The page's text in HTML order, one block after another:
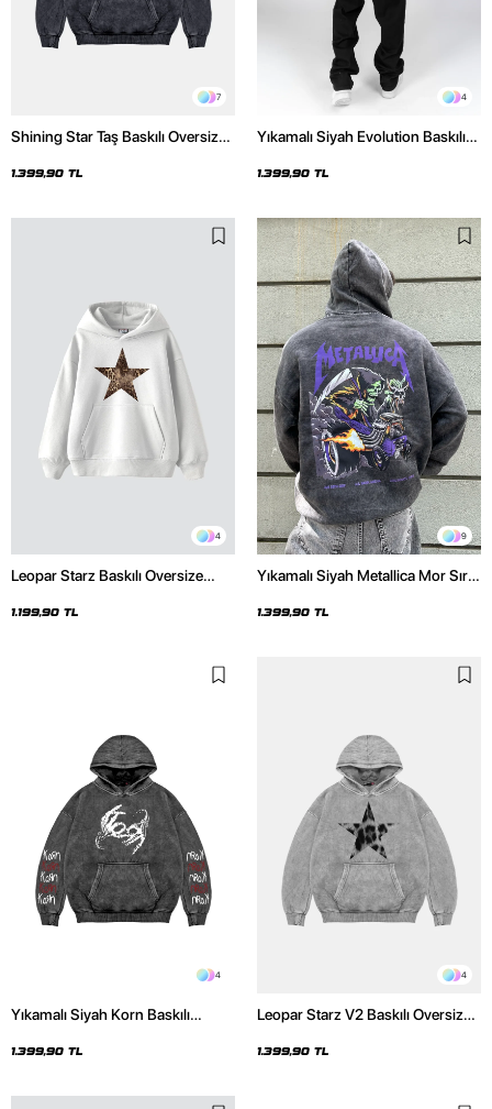
7
Shining Star Taş Baskılı Oversize
Hoodie
1.399,90 TL
4
Yıkamalı Siyah Evolution Baskılı
Hoodie
1.399,90 TL
4
Leopar Starz Baskılı Oversize
1.199,90 TL
9
Yıkamalı Siyah Metallica Mor Sırt
Hoodie
1.399,90 TL
4
Yıkamalı Siyah Korn Baskılı
1.399,90 TL
4
Leopar Starz V2 Baskılı Oversize
Hoodie
1.399,90 TL